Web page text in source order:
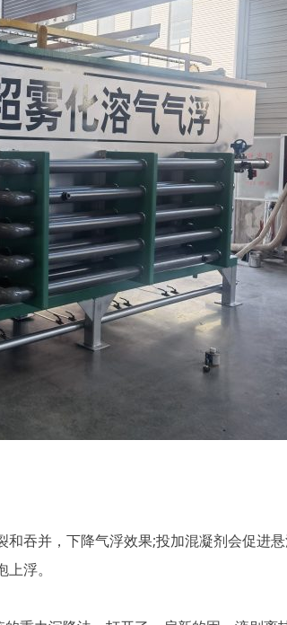
吞并，下降气浮效果;投加混凝剂会促进
浮。